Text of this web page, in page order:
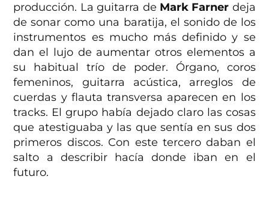
producción. La guitarra de Mark Farner deja
de sonar como una baratija, el sonido de los
instrumentos es mucho más definido y se
dan el lujo de aumentar otros elementos a
su habitual trío de poder. Órgano, coros
femeninos, guitarra acústica, arreglos de
cuerdas y flauta transversa aparecen en los
tracks. El grupo había dejado claro las cosas
que atestiguaba y las que sentía en sus dos
primeros discos. Con este tercero daban el
salto a describir hacía donde iban en el
futuro.